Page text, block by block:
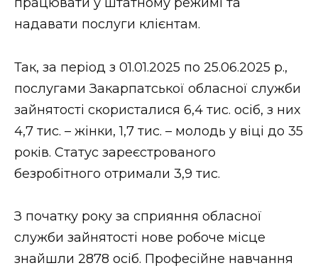
ЗАКАРПАТСЬКІ НОВИНИ
НОВИНИ ЗАХІДНОЇ УКРАЇНИ
ФОТО
надавати послуги клієнтам.
Так, за період з 01.01.2025 по 25.06.2025 р.,
послугами Закарпатської обласної служби
зайнятості скористалися 6,4 тис. осіб, з них
4,7 тис. – жінки, 1,7 тис. – молодь у віці до 35
років. Статус зареєстрованого
безробітного отримали 3,9 тис.
З початку року за сприяння обласної
служби зайнятості нове робоче місце
знайшли 2878 осіб. Професійне навчання